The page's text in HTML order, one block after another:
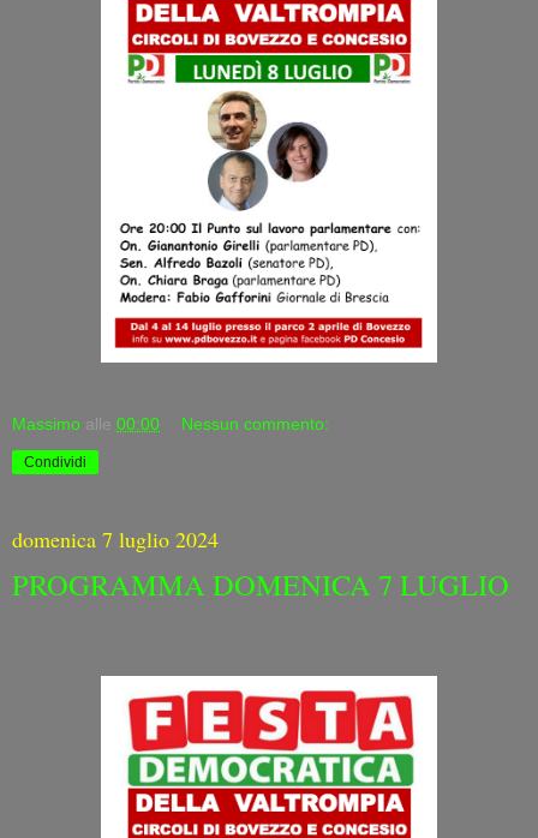
Massimo alle 00:00 Nessun commento:
Condividi
domenica 7 luglio 2024
PROGRAMMA DOMENICA 7 LUGLIO